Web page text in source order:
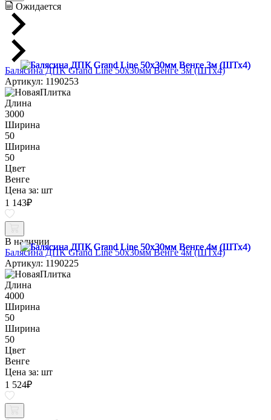
Ожидается
Балясина ДПК Grand Line 50х30мм Венге 3м (ШТх4)
Артикул: 1190253
Длина
3000
Ширина
50
Ширина
50
Цвет
Венге
Цена за: шт
1 143₽
В наличии
Балясина ДПК Grand Line 50х30мм Венге 4м (ШТх4)
Артикул: 1190225
Длина
4000
Ширина
50
Ширина
50
Цвет
Венге
Цена за: шт
1 524₽